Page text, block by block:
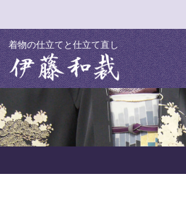
着物の仕立てと仕立て直し